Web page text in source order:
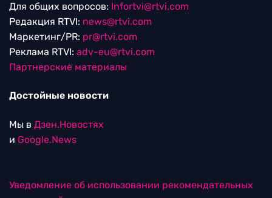
Для общих вопросов: Infortvi@rtvi.com
Редакция RTVI: news@rtvi.com
Маркетинг/PR: pr@rtvi.com
Реклама RTVI: adv-eu@rtvi.com
Партнерские материалы
Достойные новости
Мы в Дзен.Новостях
и Google.News
Уведомление об использовании рекомендательных